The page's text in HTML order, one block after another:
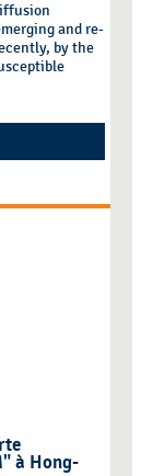
and re-
by the
à Hong-